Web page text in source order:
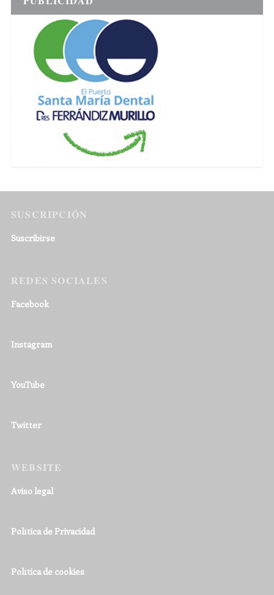
SUSCRIPCIÓN
Suscribirse
REDES SOCIALES
Facebook
Instagram
YouTube
Twitter
WEBSITE
Aviso legal
Política de Privacidad
Política de cookies